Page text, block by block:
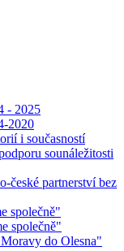
- 2025
2020
i současností
sounáležitosti
české partnerství bez
společně"
společně"
do Olesna"